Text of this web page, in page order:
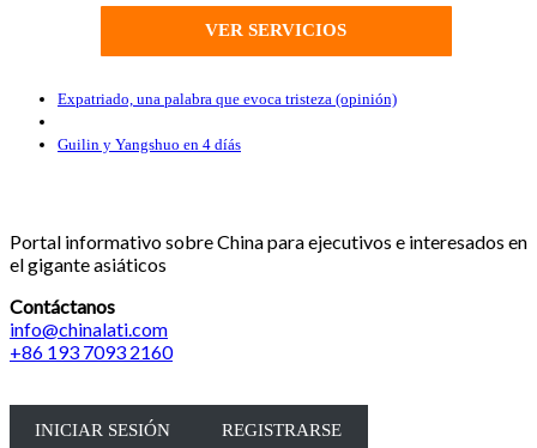
VER SERVICIOS
Navegación de entradas
Entrada anterior
Expatriado, una palabra que evoca tristeza (opinión)
Entrada siguiente
Guilin y Yangshuo en 4 díás
Portal informativo sobre China para ejecutivos e interesados en
el gigante asiáticos
Contáctanos
info@chinalati.com
+86 193 7093 2160
INICIAR SESIÓN REGISTRARSE